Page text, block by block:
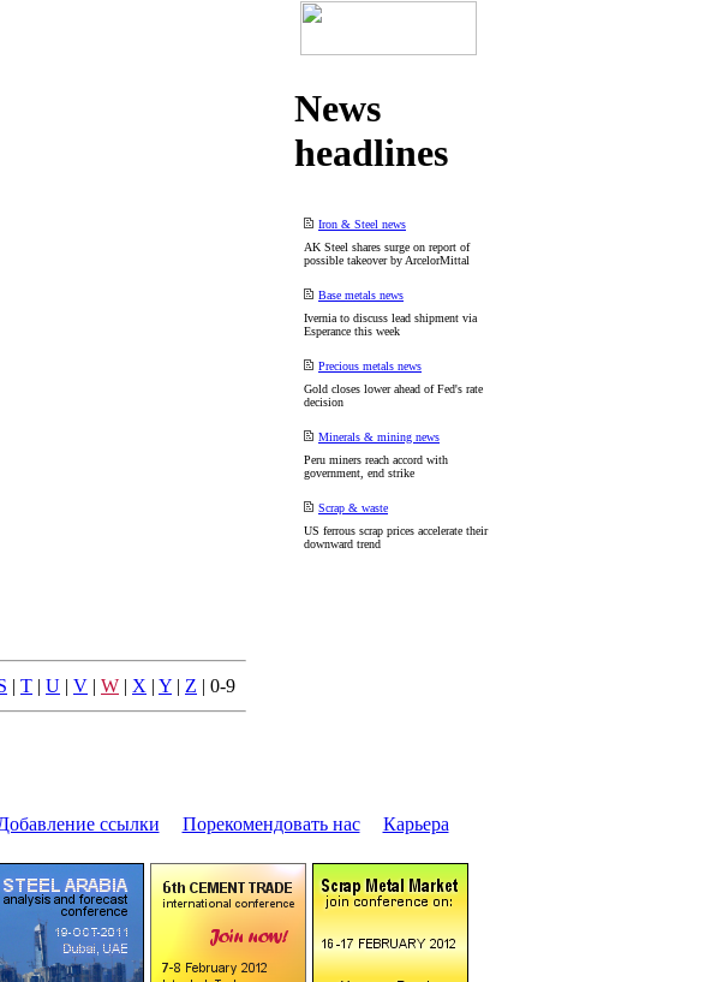
| T | U | V | W | X | Y | Z | 0-9
News
headlines
Iron & Steel news
AK Steel shares surge on report of
possible takeover by ArcelorMittal
Base metals news
Ivernia to discuss lead shipment via
Esperance this week
Precious metals news
Gold closes lower ahead of Fed's rate
decision
Minerals & mining news
Peru miners reach accord with
government, end strike
Scrap & waste
US ferrous scrap prices accelerate their
downward trend
ссылки Поpекомендовать нас| Каpьеpа